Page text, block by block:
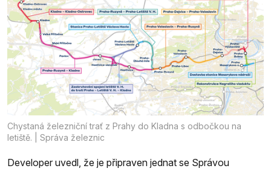
Chystaná železniční trať z Prahy do Kladna s odbočkou na
letiště. | Správa železnic
Developer uvedl, že je připraven jednat se Správou